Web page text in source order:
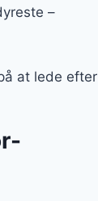
–
at lede efter